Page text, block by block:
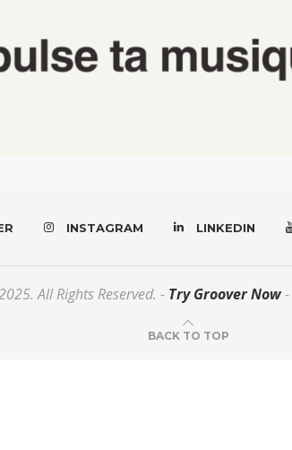
INSTAGRAM LINKEDIN
All Rights Reserved. - Try Groover Now-
BACK TO TOP